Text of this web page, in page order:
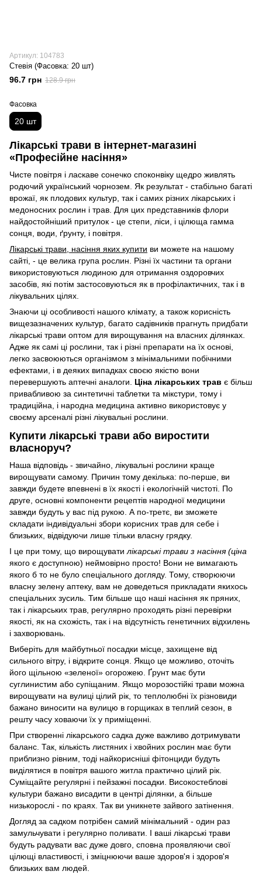
Артикул: 104783
Стевія (Фасовка: 20 шт)
96.7 грн 128.9 грн
Фасовка
20 шт
Лікарські трави в інтернет-магазині
«Професійне насіння»
Чисте повітря і ласкаве сонечко споконвіку щедро живлять
родючий український чорнозем. Як результат - стабільно багаті
врожаї, як плодових культур, так і самих різних лікарських і
медоносних рослин і трав. Для цих представників флори
найдостойніший притулок - це степи, ліси, і цілюща гамма
сонця, води, ґрунту, і повітря.
Лікарські трави, насіння яких купити ви можете на нашому
сайті, - це велика група рослин. Різні їх частини та органи
використовуються людиною для отримання оздоровчих
засобів, які потім застосовуються як в профілактичних, так і в
лікувальних цілях.
Знаючи ці особливості нашого клімату, а також корисність
вищезазначених культур, багато садівників прагнуть придбати
лікарські трави оптом для вирощування на власних ділянках.
Адже як самі ці рослини, так і різні препарати на їх основі,
легко засвоюються організмом з мінімальними побічними
ефектами, і в деяких випадках своєю якістю вони
перевершують аптечні аналоги. Ціна лікарських трав є більш
привабливою за синтетичні таблетки та мікстури, тому і
традиційна, і народна медицина активно використовує у
своєму арсеналі різні лікувальні рослини.
Купити лікарські трави або виростити
власноруч?
Наша відповідь - звичайно, лікувальні рослини краще
вирощувати самому. Причин тому декілька: по-перше, ви
завжди будете впевнені в їх якості і екологічній чистоті. По
друге, основні компоненти рецептів народної медицини
завжди будуть у вас під рукою. А по-третє, ви зможете
складати індивідуальні збори корисних трав для себе і
близьких, відвідуючи лише тільки власну грядку.
І це при тому, що вирощувати лікарські трави з насіння (ціна
якого є доступною) неймовірно просто! Вони не вимагають
якого б то не було спеціального догляду. Тому, створюючи
власну зелену аптеку, вам не доведеться прикладати якихось
спеціальних зусиль. Тим більше що наші насіння як пряних,
так і лікарських трав, регулярно проходять різні перевірки
якості, як на схожість, так і на відсутність генетичних відхилень
і захворювань.
Виберіть для майбутньої посадки місце, захищене від
сильного вітру, і відкрите сонця. Якщо це можливо, оточіть
його щільною «зеленої» огорожею. Ґрунт має бути
суглинистим або супіщаним. Якщо морозостійкі трави можна
вирощувати на вулиці цілий рік, то теплолюбні їх різновиди
бажано виносити на вулицю в горщиках в теплий сезон, в
решту часу ховаючи їх у приміщенні.
При створенні лікарського садка дуже важливо дотримувати
баланс. Так, кількість листяних і хвойних рослин має бути
приблизно рівним, тоді найкорисніші фітонциди будуть
виділятися в повітря вашого житла практично цілий рік.
Суміщайте регулярні і пейзажні посадки. Високостеблові
культури бажано висадити в центрі ділянки, а більше
низькорослі - по краях. Так ви уникнете зайвого затінення.
Догляд за садком потрібен самий мінімальний - один раз
замульчувати і регулярно поливати. І ваші лікарські трави
будуть радувати вас дуже довго, сповна проявляючи свої
цілющі властивості, і зміцнюючи ваше здоров'я і здоров'я
близьких вам людей.